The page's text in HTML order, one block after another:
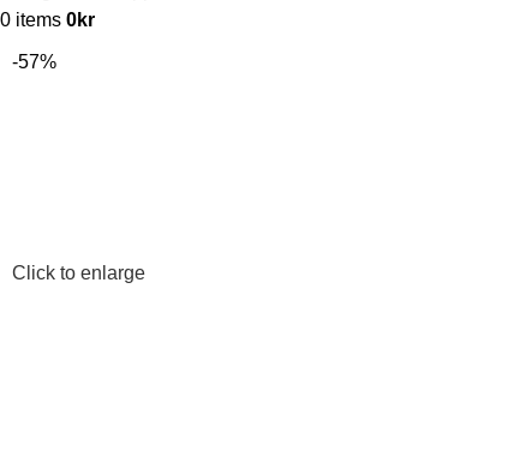
0 items 0kr
-57%
Click to enlarge